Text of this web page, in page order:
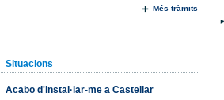
Més tràmits
Situacions
Acabo d'instal·lar-me a Castellar